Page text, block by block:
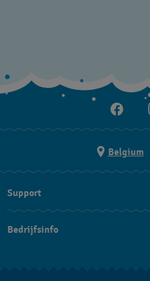
Belgium
Support
FAQ
Bedrijfsinfo